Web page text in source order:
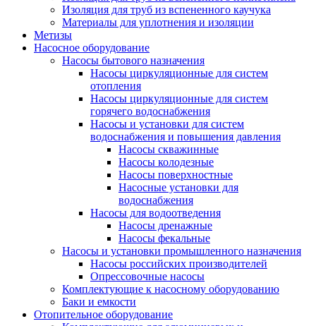
Изоляция для труб из вспененного каучука
Материалы для уплотнения и изоляции
Метизы
Насосное оборудование
Насосы бытового назначения
Насосы циркуляционные для систем
отопления
Насосы циркуляционные для систем
горячего водоснабжения
Насосы и установки для систем
водоснабжения и повышения давления
Насосы скважинные
Насосы колодезные
Насосы поверхностные
Насосные установки для
водоснабжения
Насосы для водоотведения
Насосы дренажные
Насосы фекальные
Насосы и установки промышленного назначения
Насосы российских производителей
Опрессовочные насосы
Комплектующие к насосному оборудованию
Баки и емкости
Отопительное оборудование